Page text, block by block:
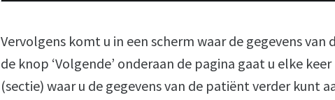
Vervolgens komt u in een scherm waar de gegevens van
de knop ‘Volgende’ onderaan de pagina gaat u elke
(sectie) waar u de gegevens van de patiënt verder kunt